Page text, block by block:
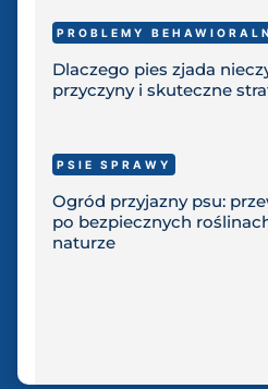
PROBLEMY
Dlaczego pies zjada
przyczyny i skuteczne
PSIE SPRAWY
Ogród przyjazny psu:
po bezpiecznych
naturze